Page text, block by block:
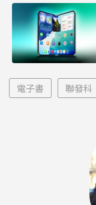
電子書 聯發科